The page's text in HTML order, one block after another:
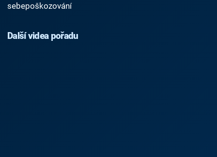
sebepoškozování
Další videa pořadu